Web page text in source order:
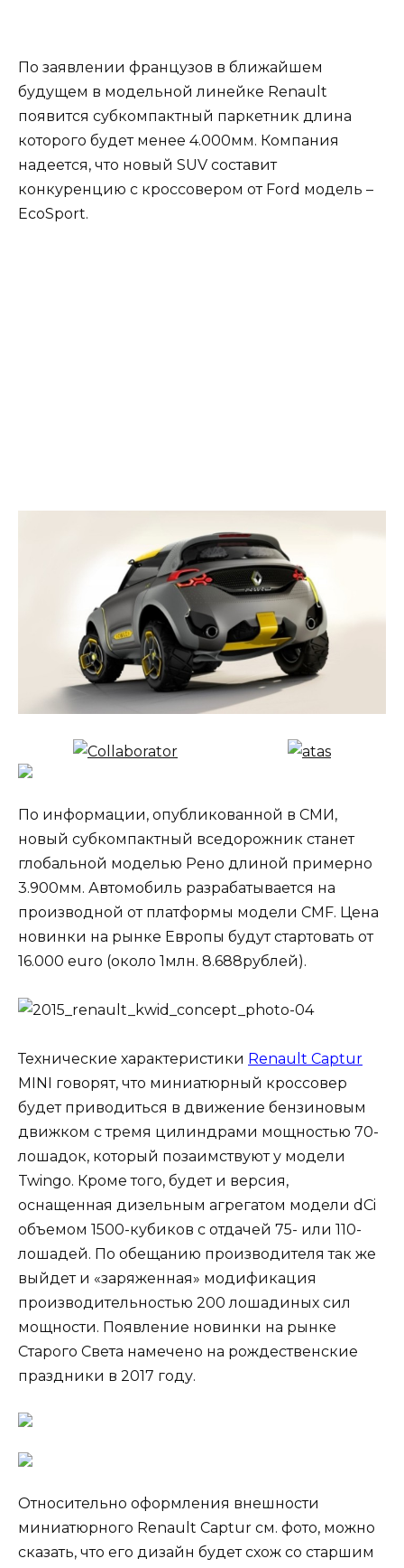
По заявлении французов в ближайшем
будущем в модельной линейке Renault
появится субкомпактный паркетник длина
которого будет менее 4.000мм. Компания
надеется, что новый SUV составит
конкуренцию с кроссовером от Ford модель –
EcoSport.
По информации, опубликованной в СМИ,
новый субкомпактный вседорожник станет
глобальной моделью Рено длиной примерно
3.900мм. Автомобиль разрабатывается на
производной от платформы модели CMF. Цена
новинки на рынке Европы будут стартовать от
16.000 euro (около 1млн. 8.688рублей).
Технические характеристики Renault Captur
MINI говорят, что миниатюрный кроссовер
будет приводиться в движение бензиновым
движком с тремя цилиндрами мощностью 70-
лошадок, который позаимствуют у модели
Twingo. Кроме того, будет и версия,
оснащенная дизельным агрегатом модели dCi
объемом 1500-кубиков с отдачей 75- или 110-
лошадей. По обещанию производителя так же
выйдет и «заряженная» модификация
производительностью 200 лошадиных сил
мощности. Появление новинки на рынке
Старого Света намечено на рождественские
праздники в 2017 году.
Относительно оформления внешности
миниатюрного Renault Captur см. фото, можно
сказать, что его дизайн будет схож со старшим